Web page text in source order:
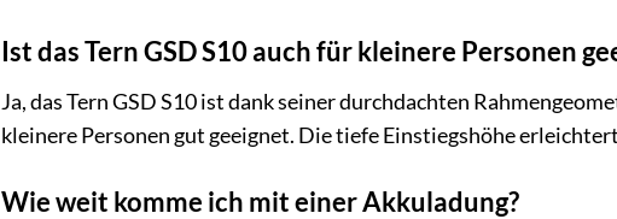
Ist das Tern GSD S10 auch für kleinere Personen
Ja, das Tern GSD S10 ist dank seiner durchdachten
kleinere Personen gut geeignet. Die tiefe Einstiegshöhe
Wie weit komme ich mit einer Akkuladung?